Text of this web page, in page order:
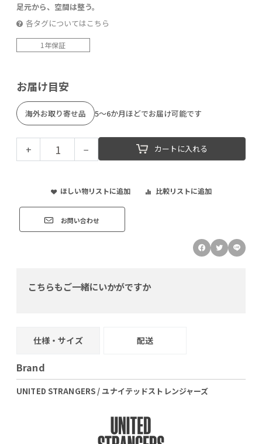
足元から、空間は整う。
各タグについてはこちら
1年保証
お届け目安
海外お取り寄せ品 5～6か月ほどでお届け可能です
+ − カートに入れる
ほしい物リストに追加 比較リストに追加
お問い合わせ
こちらもご一緒にいかがですか
仕様・サイズ 配送
Brand
UNITED STRANGERS / ユナイテッドストレンジャーズ